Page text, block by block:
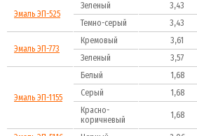
Эмаль ЭП-525
Зеленый 3,43
Темно-серый
3,43
Эмаль ЭП-773
Кремовый 3,61
Зеленый
3,57
Эмаль ЭП-1155
Белый 1,68
Серый
1,68
Красно-
коричневый
1,68